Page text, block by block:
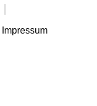
Impressum